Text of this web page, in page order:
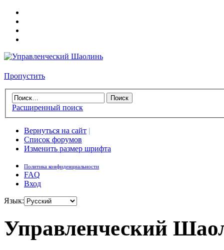
Пропустить
Расширенный поиск
Вернуться на сайт |
Список форумов
Изменить размер шрифта
Политика конфиденциальности
FAQ
Вход
Язык:
Управленческий